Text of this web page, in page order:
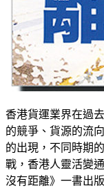
香港貨運業界在過
的競爭、貨源的流
的出現，不同時期
戰，香港人靈活變
沒有距離》一書出